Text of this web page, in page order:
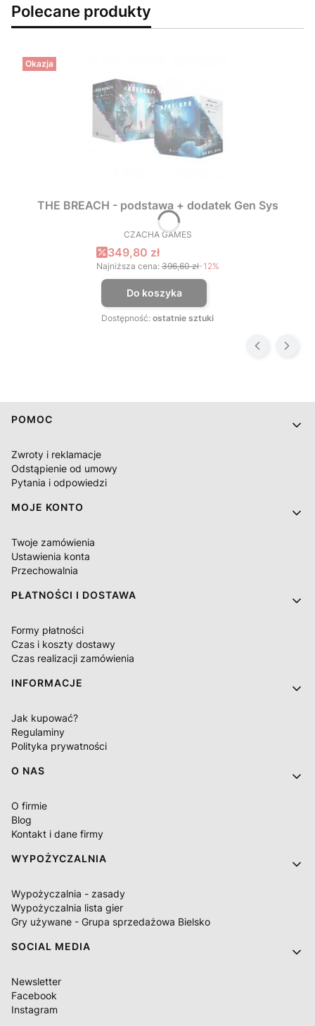
Polecane produkty
Okazja
THE BREACH - podstawa + dodatek Gen Sys
PRODUCENT
CZACHA GAMES
Cena promocyjna
349,80 zł
Najniższa cena: 396,60 zł-12%
Do koszyka
Dostępność: ostatnie sztuki
Linki w stopce
POMOC
Zwroty i reklamacje
Odstąpienie od umowy
Pytania i odpowiedzi
MOJE KONTO
Twoje zamówienia
Ustawienia konta
Przechowalnia
PŁATNOŚCI I DOSTAWA
Formy płatności
Czas i koszty dostawy
Czas realizacji zamówienia
INFORMACJE
Jak kupować?
Regulaminy
Polityka prywatności
O NAS
O firmie
Blog
Kontakt i dane firmy
WYPOŻYCZALNIA
Wypożyczalnia - zasady
Wypożyczalnia lista gier
Gry używane - Grupa sprzedażowa Bielsko
SOCIAL MEDIA
Newsletter
Facebook
Instagram